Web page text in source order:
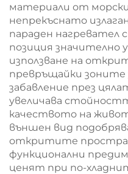
материали от морски
непрекъснато
параден нагревател
позиция значително
използване на
превръщайки зоните
забавление през
увеличава
качеството на
външен вид
откритите
функционални
ценят при по-